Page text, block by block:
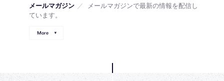
メールマガジン ／
メールマガジンで最新の情報を配信し
ています。
More